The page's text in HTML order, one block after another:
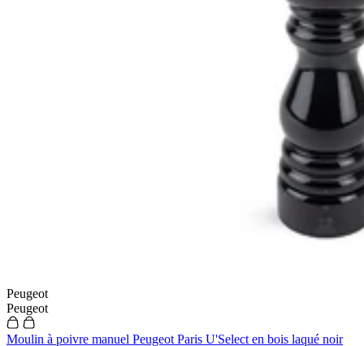
Peugeot
Peugeot
Moulin à poivre manuel Peugeot Paris U'Select en bois laqué noir